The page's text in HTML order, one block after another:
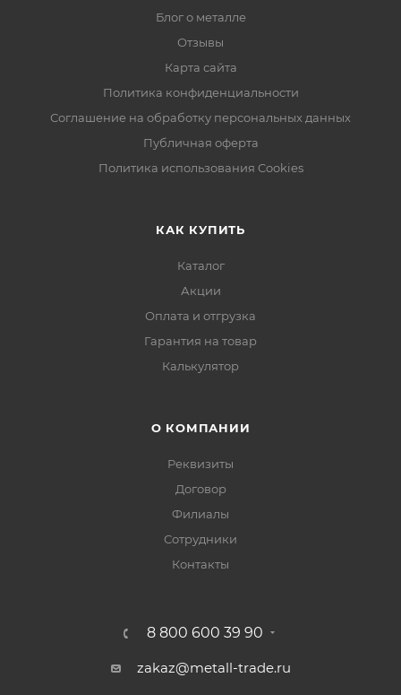
Блог о металле
Отзывы
Карта сайта
Политика конфиденциальности
Соглашение на обработку персональных данных
Публичная оферта
Политика использования Cookies
КАК КУПИТЬ
Каталог
Акции
Оплата и отгрузка
Гарантия на товар
Калькулятор
О КОМПАНИИ
Реквизиты
Договор
Филиалы
Сотрудники
Контакты
8 800 600 39 90
zakaz@metall-trade.ru